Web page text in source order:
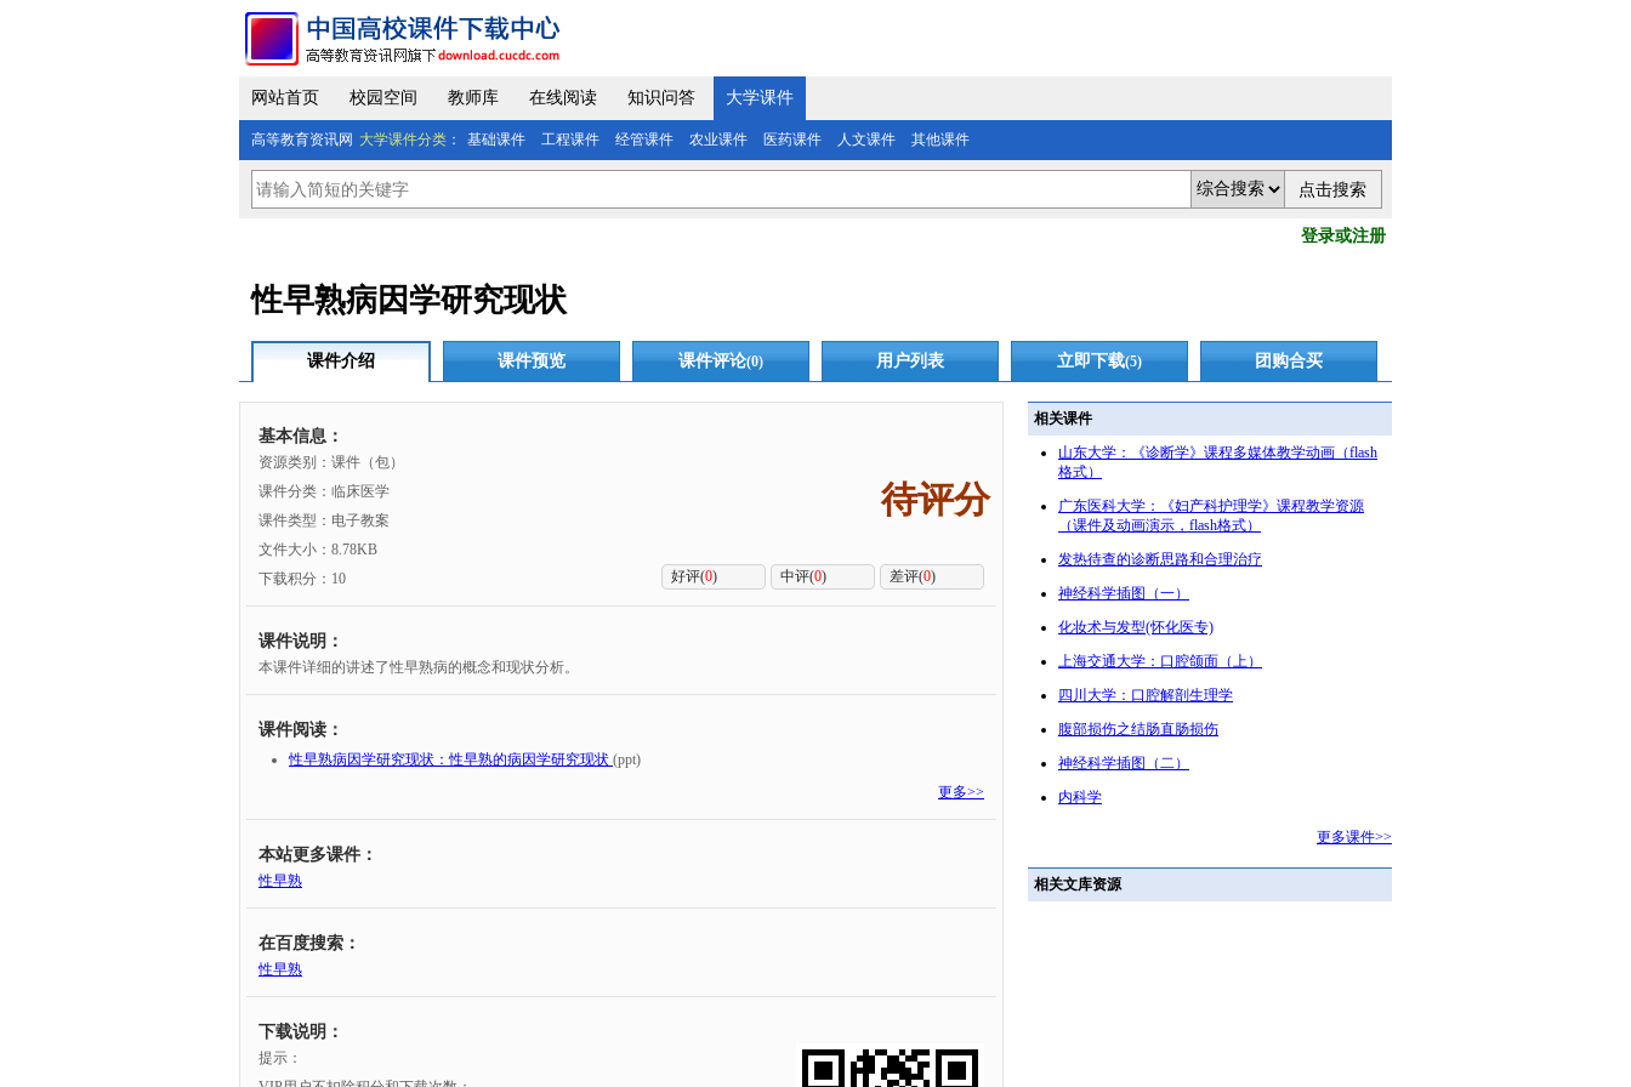
网站首页 校园空间 教师库 在线阅读 知识问答 大学课件
高等教育资讯网 大学课件分类 ： 基础课件 工程课件 经管课件 农业课件 医药课件 人文课件 其他课件
登录或注册
性早熟病因学研究现状
课件介绍 课件预览 课件评论(0) 用户列表 立即下载(5) 团购合买
待评分
基本信息：
资源类别：课件（包）
课件分类：临床医学
课件类型：电子教案
文件大小：8.78KB
差评(0)
中评(0)
好评(0)
下载积分：10
课件说明：
本课件详细的讲述了性早熟病的概念和现状分析。
课件阅读：
性早熟病因学研究现状：性早熟的病因学研究现状 (ppt)
更多>>
本站更多课件：
性早熟
在百度搜索：
性早熟
下载说明：
提示：
相关课件
山东大学：《诊断学》课程多媒体教学动画（flash
格式）
广东医科大学：《妇产科护理学》课程教学资源
（课件及动画演示，flash格式）
发热待查的诊断思路和合理治疗
神经科学插图（一）
化妆术与发型(怀化医专)
上海交通大学：口腔颌面（上）
四川大学：口腔解剖生理学
腹部损伤之结肠直肠损伤
神经科学插图（二）
内科学
更多课件>>
相关文库资源